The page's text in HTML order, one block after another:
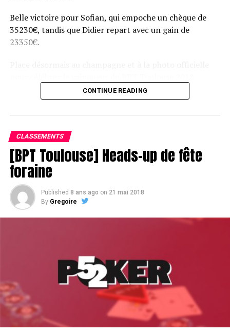
Belle victoire pour Sofian, qui empoche un chèque de
35230€, tandis que Didier repart avec un gain de
23350€.
CONTINUE READING
CLASSEMENTS
[BPT Toulouse] Heads-up de fête
foraine
Published 8 ans ago on 21 mai 2018
By Gregoire